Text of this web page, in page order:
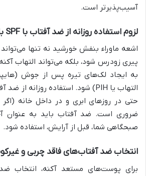
آسیب‌پذیرتر است.
لزوم استفاده روزانه از ضد آفتاب با SPF بالا
اشعه ماوراء بنفش خورشید نه تنها
پیری زودرس شود، بلکه می‌تواند التهاب
به ایجاد لک‌های تیره پس از جوش
حتی در روزهای ابری و در داخل خانه
ضروری است. ضد آفتاب باید به عنوان
صبحگاهی شما، قبل از آرایش، استفاده شود.
انتخاب ضد آفتاب‌های فاقد چربی و
برای پوست‌های مستعد آکنه، انتخاب